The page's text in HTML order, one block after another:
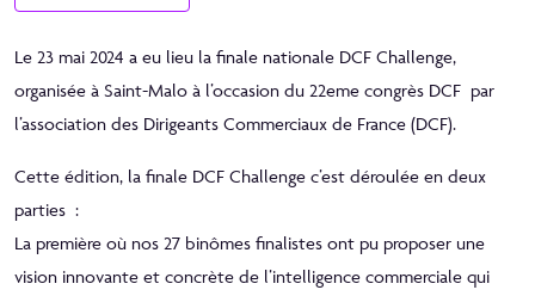
Le 23 mai 2024 a eu lieu la finale nationale DCF Challenge,
organisée à Saint-Malo à l’occasion du 22eme congrès DCF par
l’association des Dirigeants Commerciaux de France (DCF).
Cette édition, la finale DCF Challenge c’est déroulée en deux
parties :
La première où nos 27 binômes finalistes ont pu proposer une
vision innovante et concrète de l’intelligence commerciale qui